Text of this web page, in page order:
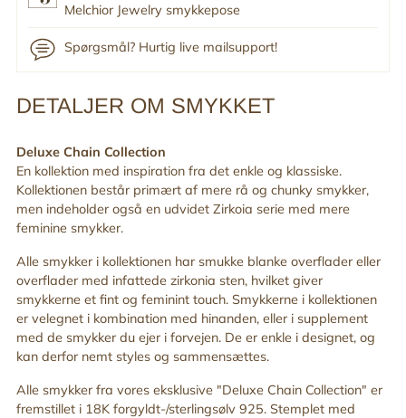
Melchior Jewelry smykkepose
Spørgsmål? Hurtig live mailsupport!
Tilføj
til
din
indkøbskurv
DETALJER OM SMYKKET
Deluxe Chain Collection
En kollektion med inspiration fra det enkle og klassiske.
Kollektionen består primært af mere rå og chunky smykker,
men indeholder også en udvidet Zirkoia serie med mere
feminine smykker.
Alle smykker i kollektionen har smukke blanke overflader eller
overflader med infattede zirkonia sten, hvilket giver
smykkerne et fint og feminint touch. Smykkerne i kollektionen
er velegnet i kombination med hinanden, eller i supplement
med de smykker du ejer i forvejen. De er enkle i designet, og
kan derfor nemt styles og sammensættes.
Alle smykker fra vores eksklusive "Deluxe Chain Collection" er
fremstillet i 18K forgyldt-/sterlingsølv 925. Stemplet med